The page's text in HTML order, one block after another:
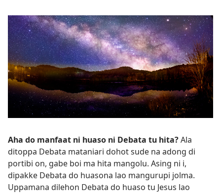
Aha do manfaat ni huaso ni Debata tu hita?Ala
ditoppa Debata mataniari dohot sude na adong di
portibi on, gabe boi ma hita mangolu. Asing ni i,
dipakke Debata do huasona lao mangurupi jolma.
Uppamana dilehon Debata do huaso tu Jesus lao